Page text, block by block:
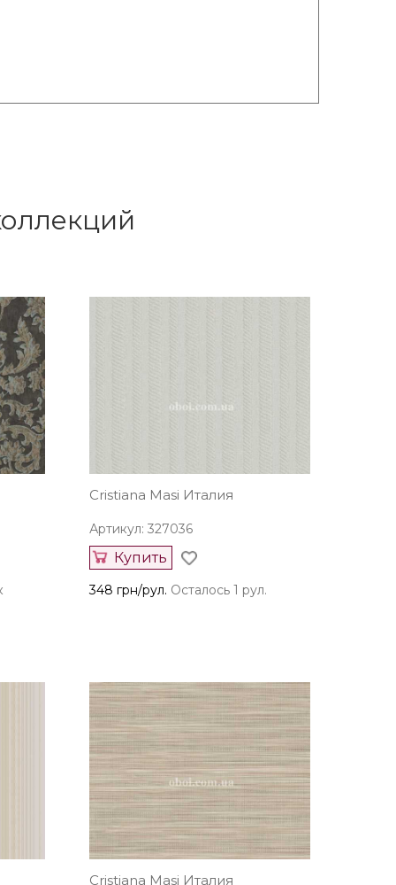
Cristiana Masi Италия
Артикул: 327036
Купить
348 грн/рул. Осталось 1 рул.
Cristiana Masi Италия